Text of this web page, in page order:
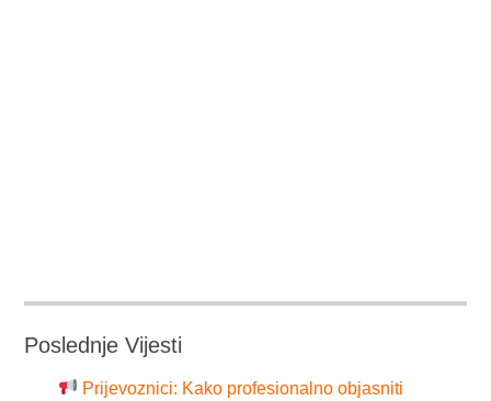
Poslednje Vijesti
Prijevoznici: Kako profesionalno objasniti